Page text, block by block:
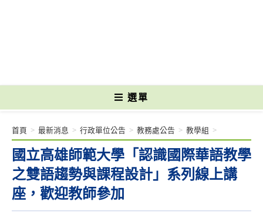
選單
國立高雄師範大學「認識國際華語教學
之雙語趨勢與課程設計」系列線上講
座，歡迎教師參加
首頁 > 最新消息 > 行政單位公告 > 教務處公告 > 教學組 >